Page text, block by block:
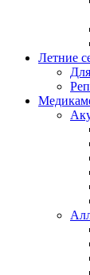
Летние